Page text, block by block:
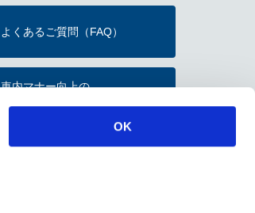
OK
よくあるご質問（FAQ）
車内マナー向上の